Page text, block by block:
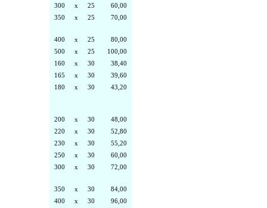
300
x 25
60,00
350
x 25 70,00
400 x 25
80,00
500
x 25
100,00
160
x 30
38,40
165
x 30
39,60
180
x 30 43,20
200 x 30
48,00
220
x 30
52,80
230
x 30
55,20
250
x 30
60,00
300
x 30 72,00
350 x 30
84,00
400
x 30
96,00